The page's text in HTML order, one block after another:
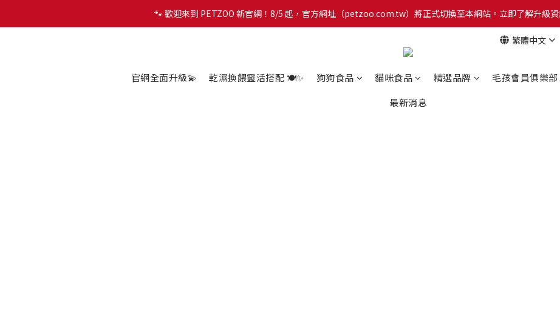
🐾 歡迎來到 PETZOO 新官網！8/5 起，官方網址（petzoo.com.tw）將正式切換至本網站。立即了解升級
🐾 歡迎來到 PETZOO 新官網！8/5 起，官方網址（petzoo.com.tw）將正式切換至本網站。立即了解升級
✨【新朋友見面禮】現在註冊即領 $100 購物金！全館滿 $1,500 享免運優惠 🎁
繁體中文
官網全面升級💫 乾濕換餵靈活搭配 🍽️✨ 狗狗食品 貓咪食品 精選品牌 毛孩會員俱樂部
最新消息